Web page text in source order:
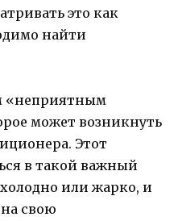
это как
найти
«неприятным
может возникнуть
Этот
в такой важный
или жарко, и
на свою